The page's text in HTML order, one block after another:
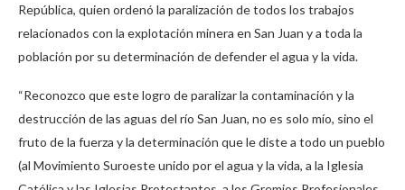
República, quien ordenó la paralización de todos los trabajos
relacionados con la explotación minera en San Juan y a toda la
población por su determinación de defender el agua y la vida.
“Reconozco que este logro de paralizar la contaminación y la
destrucción de las aguas del río San Juan, no es solo mío, sino el
fruto de la fuerza y la determinación que le diste a todo un pueblo
(al Movimiento Suroeste unido por el agua y la vida, a la Iglesia